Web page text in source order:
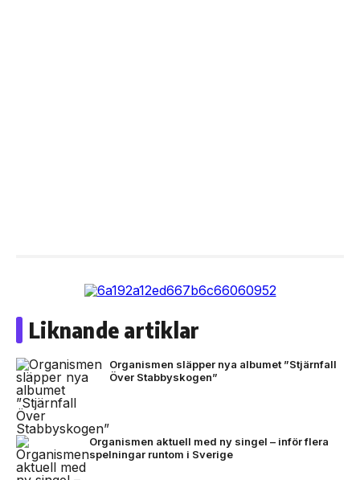
Liknande artiklar
Organismen släpper nya albumet ”Stjärnfall
Över Stabbyskogen”
Organismen aktuell med ny singel – inför flera
spelningar runtom i Sverige